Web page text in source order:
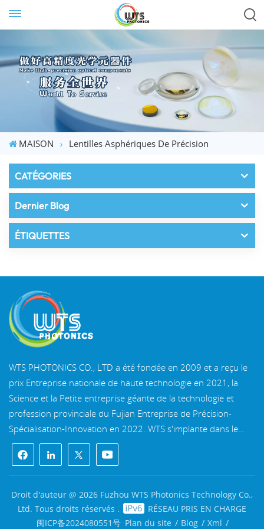
MAISON Lentilles Asphériques De Précision
CATÉGORIES
Dernier Blog
ÉTIQUETTES
WTS PHOTONICS CO., LTD a été fondée en 2009 et a reçu le
prix Entreprise nationale de haute technologie en 2021, la
Science et la Petite entreprise géante de la technologie et
profession provinciale du Fujian Entreprise de Précision-
Spécialisation-Innovation en 2022. WTS s'implante dans le
belle ville côtière du sud-est, Fuzhou, une célèbre ville optique
en Chine. WTS dispose de 11 000 mètres carrés de
bâtiments d'usine standardisés, un groupe d'un personnel
technique qualifié et d'un système de traitement optique
complet, système de revêtement, système d'assemblage et
système de contrôle qualité. WTS fournit clients avec des
Droit d'auteur @ 2026 Fuzhou WTS Photonics Technology Co.,
Ltd. Tous droits réservés .
RÉSEAU PRIS EN CHARGE
闽ICP备2024080551号 Plan du site / Blog / Xml /